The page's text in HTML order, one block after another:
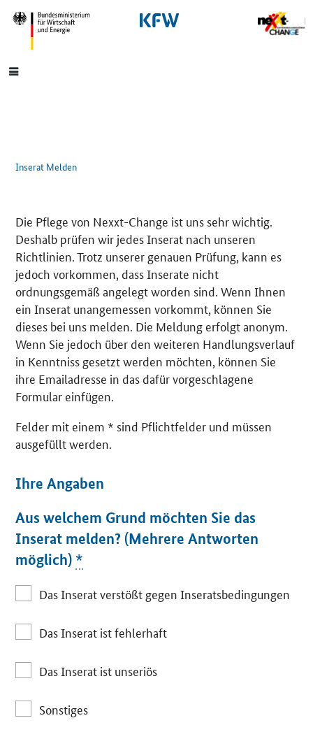
SrOnlyNavigation
Hauptmenü
Inserat Melden
Die Pflege von Nexxt-Change ist uns sehr wichtig.
Deshalb prüfen wir jedes Inserat nach unseren
Richtlinien. Trotz unserer genauen Prüfung, kann es
jedoch vorkommen, dass Inserate nicht
ordnungsgemäß angelegt worden sind. Wenn Ihnen
ein Inserat unangemessen vorkommt, können Sie
dieses bei uns melden. Die Meldung erfolgt anonym.
Wenn Sie jedoch über den weiteren Handlungsverlauf
in Kenntniss gesetzt werden möchten, können Sie
ihre Emailadresse in das dafür vorgeschlagene
Formular einfügen.
Felder mit einem * sind Pflichtfelder und müssen
ausgefüllt werden.
Ihre Angaben
Aus welchem Grund möchten Sie das
Inserat melden? (Mehrere Antworten
möglich) *
Das Inserat verstößt gegen Inseratsbedingungen
Das Inserat ist fehlerhaft
Das Inserat ist unseriös
Sonstiges